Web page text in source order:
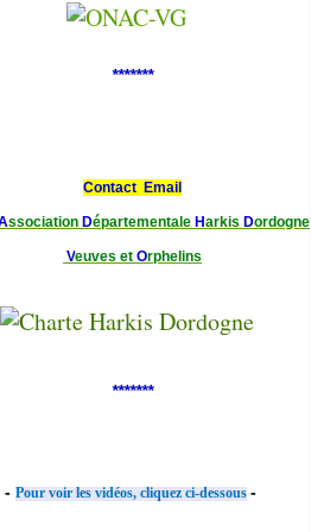
*******
Contact Email
ssociation Départementale Harkis Dordogne
Veuves et Orphelins
*******
- Pour voir les vidéos, cliquez ci-dessous -